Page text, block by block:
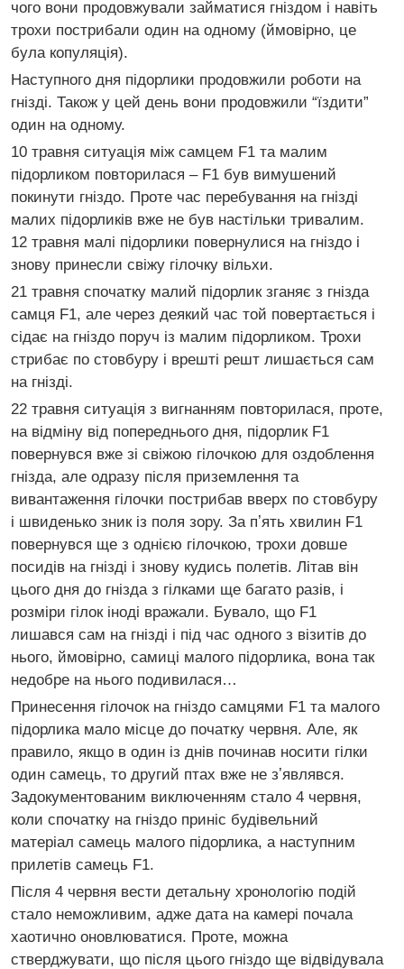
чого вони продовжували займатися гніздом і навіть
трохи пострибали один на одному (ймовірно, це
була копуляція).
Наступного дня підорлики продовжили роботи на
гнізді. Також у цей день вони продовжили “їздити”
один на одному.
10 травня ситуація між самцем F1 та малим
підорликом повторилася – F1 був вимушений
покинути гніздо. Проте час перебування на гнізді
малих підорликів вже не був настільки тривалим.
12 травня малі підорлики повернулися на гніздо і
знову принесли свіжу гілочку вільхи.
21 травня спочатку малий підорлик зганяє з гнізда
самця F1, але через деякий час той повертається і
сідає на гніздо поруч із малим підорликом. Трохи
стрибає по стовбуру і врешті решт лишається сам
на гнізді.
22 травня ситуація з вигнанням повторилася, проте,
на відміну від попереднього дня, підорлик F1
повернувся вже зі свіжою гілочкою для оздоблення
гнізда, але одразу після приземлення та
вивантаження гілочки пострибав вверх по стовбуру
і швиденько зник із поля зору. За пʼять хвилин F1
повернувся ще з однією гілочкою, трохи довше
посидів на гнізді і знову кудись полетів. Літав він
цього дня до гнізда з гілками ще багато разів, і
розміри гілок іноді вражали. Бувало, що F1
лишався сам на гнізді і під час одного з візитів до
нього, ймовірно, самиці малого підорлика, вона так
недобре на нього подивилася…
Принесення гілочок на гніздо самцями F1 та малого
підорлика мало місце до початку червня. Але, як
правило, якщо в один із днів починав носити гілки
один самець, то другий птах вже не зʼявлявся.
Задокументованим виключенням стало 4 червня,
коли спочатку на гніздо приніс будівельний
матеріал самець малого підорлика, а наступним
прилетів самець F1.
Після 4 червня вести детальну хронологію подій
стало неможливим, адже дата на камері почала
хаотично оновлюватися. Проте, можна
стверджувати, що після цього гніздо ще відвідувала